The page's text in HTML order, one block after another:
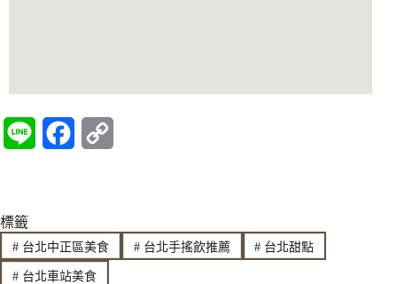
e e
b
y
L
標籤
#台北中正區美食 #台北手搖飲推薦 # 台北甜點
#台北車站美食